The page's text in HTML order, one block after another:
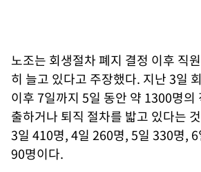
노조는 회생절차 폐지 결정 이후 직
히 늘고 있다고 주장했다. 지난 3일
이후 7일까지 5일 동안 약 1300명의
출하거나 퇴직 절차를 밟고 있다는
3일 410명, 4일 260명, 5일 330명,
90명이다.